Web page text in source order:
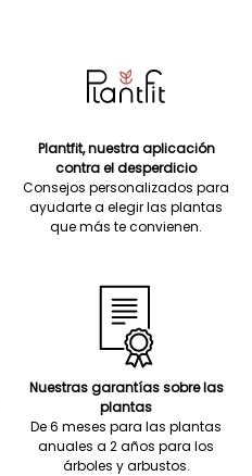
Plantfit, nuestra aplicación
contra el desperdicio
Consejos personalizados para
ayudarte a elegir las plantas
que más te convienen.
Nuestras garantías sobre las
plantas
De 6 meses para las plantas
anuales a 2 años para los
árboles y arbustos.